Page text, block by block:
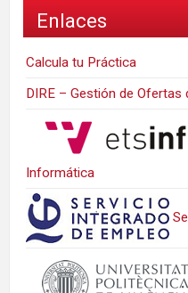
Enlaces
Calcula tu Práctica
DIRE – Gestión de
Informática